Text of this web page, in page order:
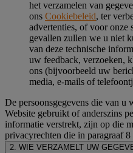
het verzamelen van
ons Cookiebeleid, ter
advertenties, of voor onze
gevallen zullen we u niet
van deze technische
uw feedback, verzoeken,
ons (bijvoorbeeld uw
media, e-mails of
De persoonsgegevens die van u
Website gebruikt of anderszins
informatie verstrekt, zijn op die
privacyrechten die in paragraaf
2. WIE VERZAMELT UW